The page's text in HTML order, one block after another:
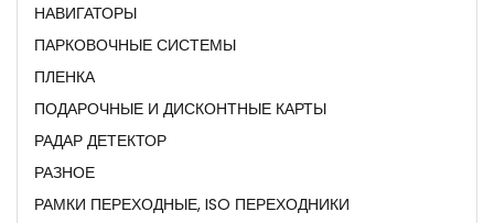
НАВИГАТОРЫ
ПАРКОВОЧНЫЕ СИСТЕМЫ
ПЛЕНКА
ПОДАРОЧНЫЕ И ДИСКОНТНЫЕ КАРТЫ
РАДАР ДЕТЕКТОР
РАЗНОЕ
РАМКИ ПЕРЕХОДНЫЕ, ISO ПЕРЕХОДНИКИ